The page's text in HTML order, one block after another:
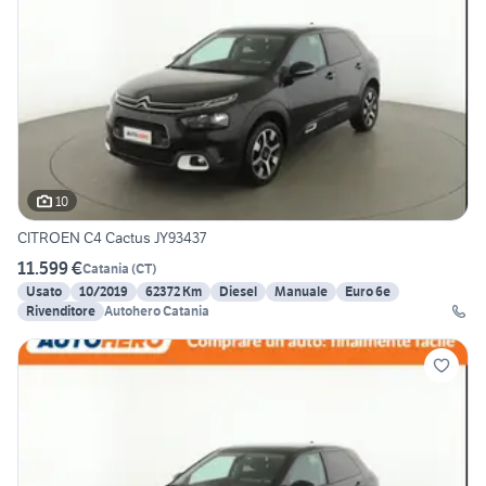
10
CITROEN C4 Cactus JY93437
11.599 €Catania (CT)
Usato
10/2019 62372 Km Diesel Manuale
Euro 6e
Rivenditore Autohero Catania